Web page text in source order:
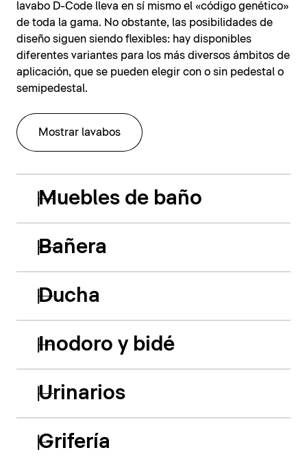
lavabo D-Code lleva en sí mismo el «código genético»
de toda la gama. No obstante, las posibilidades de
diseño siguen siendo flexibles: hay disponibles
diferentes variantes para los más diversos ámbitos de
aplicación, que se pueden elegir con o sin pedestal o
semipedestal.
Mostrar lavabos
Muebles de baño
Bañera
Ducha
Inodoro y bidé
Urinarios
Grifería